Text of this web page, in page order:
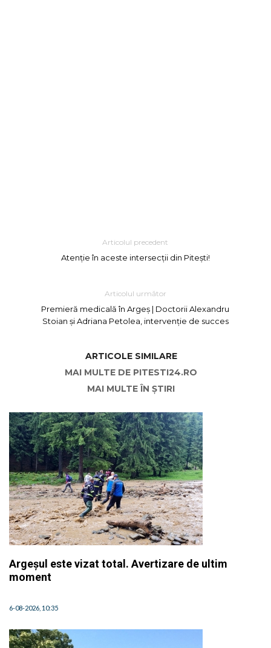
Articolul precedent
Atenție în aceste intersecții din Pitești!
Articolul următor
Premieră medicală în Argeș | Doctorii Alexandru
Stoian și Adriana Petolea, intervenție de succes
ARTICOLE SIMILARE
MAI MULTE DE PITESTI24.RO
MAI MULTE ÎN ȘTIRI
Argeșul este vizat total. Avertizare de ultim
moment
6-08-2026, 10:35